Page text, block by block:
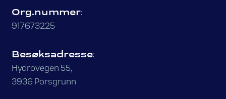
Org.nummer:
917673225
Besøksadresse:
Hydrovegen 55,
3936 Porsgrunn